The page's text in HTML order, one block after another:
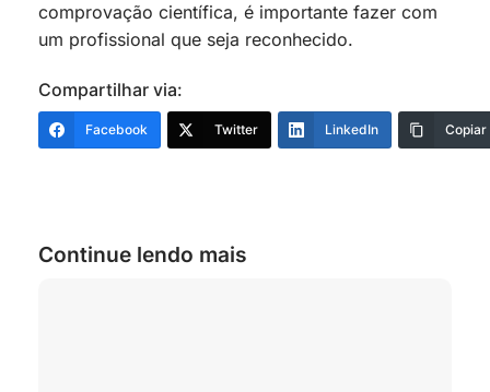
comprovação científica, é importante fazer com
um profissional que seja reconhecido.
Compartilhar via:
Facebook Twitter LinkedIn Copiar
Continue lendo mais